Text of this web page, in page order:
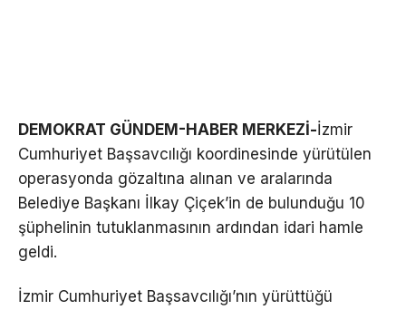
DEMOKRAT GÜNDEM-HABER MERKEZİ-İzmir
Cumhuriyet Başsavcılığı koordinesinde yürütülen
operasyonda gözaltına alınan ve aralarında
Belediye Başkanı İlkay Çiçek’in de bulunduğu 10
şüphelinin tutuklanmasının ardından idari hamle
geldi.
İzmir Cumhuriyet Başsavcılığı’nın yürüttüğü